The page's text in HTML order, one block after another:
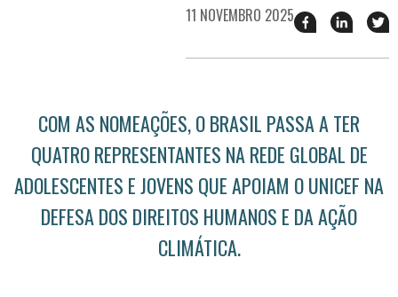
11 NOVEMBRO 2025 Compartilhar
esse
no
esse
no
COM AS NOMEAÇÕES, O BRASIL PASSA A TER
QUATRO REPRESENTANTES NA REDE GLOBAL DE
ADOLESCENTES E JOVENS QUE APOIAM O UNICEF NA
DEFESA DOS DIREITOS HUMANOS E DA AÇÃO
CLIMÁTICA.